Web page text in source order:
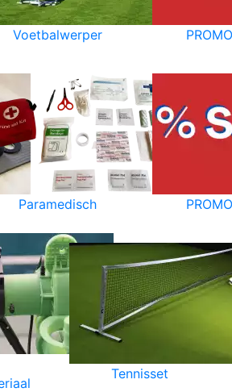
Voetbalwerper
Paramedisch
Tennisset